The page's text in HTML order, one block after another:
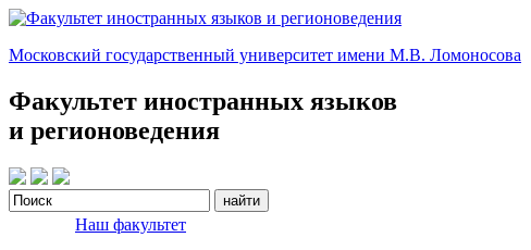
Московский государственный университет имени М.В. Ломоносова
Факультет иностранных языков
и регионоведения
Наш факультет